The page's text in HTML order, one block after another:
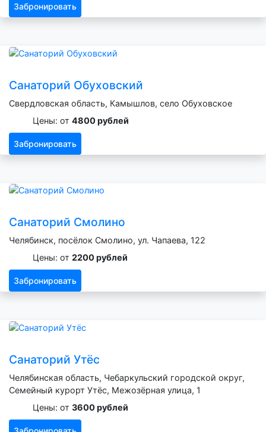
Забронировать
Санаторий Обуховский
Свердловская область, Камышлов, село Обуховское
Цены: от 4800 рублей
Забронировать
Санаторий Смолино
Челябинск, посёлок Смолино, ул. Чапаева, 122
Цены: от 2200 рублей
Забронировать
Санаторий Утёс
Челябинская область, Чебаркульский городской округ,
Семейный курорт Утёс, Межозёрная улица, 1
Цены: от 3600 рублей